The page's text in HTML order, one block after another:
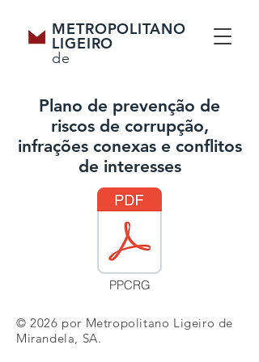
METROPOLITANO
LIGEIRO
de
Plano de prevenção de
riscos de corrupção,
infrações conexas e conflitos
de interesses
PPCRG
© 2026 por Metropolitano Ligeiro de
Mirandela, SA.